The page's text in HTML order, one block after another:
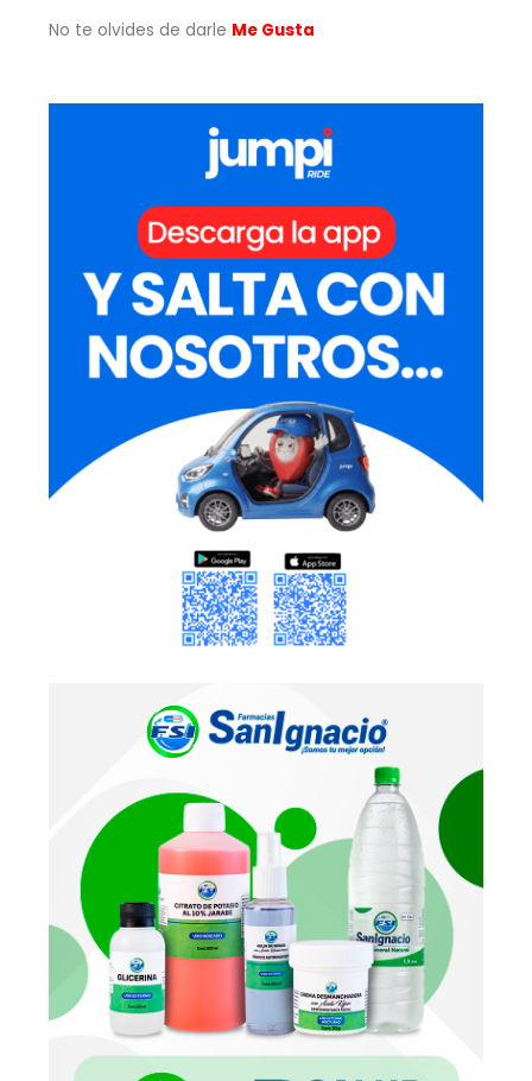
No te olvides de darle Me Gusta